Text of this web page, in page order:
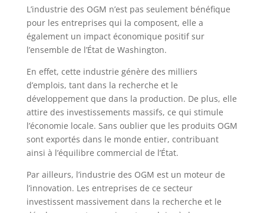
L’industrie des OGM n’est pas seulement bénéfique
pour les entreprises qui la composent, elle a
également un impact économique positif sur
l’ensemble de l’État de Washington.
En effet, cette industrie génère des milliers
d’emplois, tant dans la recherche et le
développement que dans la production. De plus, elle
attire des investissements massifs, ce qui stimule
l’économie locale. Sans oublier que les produits OGM
sont exportés dans le monde entier, contribuant
ainsi à l’équilibre commercial de l’État.
Par ailleurs, l’industrie des OGM est un moteur de
l’innovation. Les entreprises de ce secteur
investissent massivement dans la recherche et le